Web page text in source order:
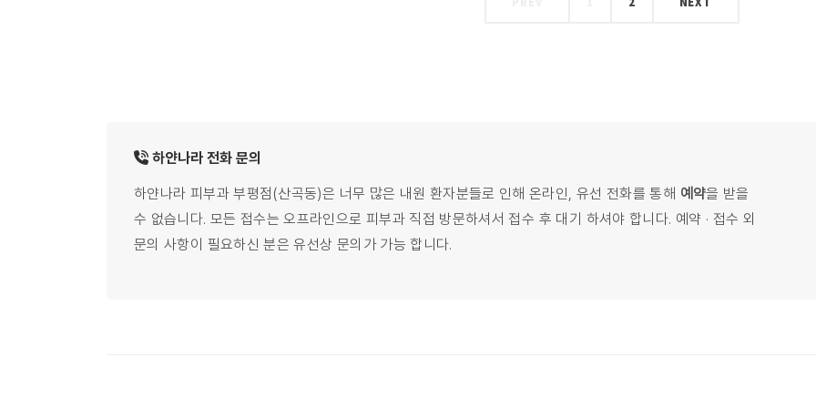
하얀나라 전화 문의
하얀나라 피부과 부평점(산곡동)은 너무 많은 내원 환자분들로 인해 온라인, 유선 전화를 통해 예약을 받을
수 없습니다. 모든 접수는 오프라인으로 피부과 직접 방문하셔서 접수 후 대기 하셔야 합니다. 예약 · 접수 외
문의 사항이 필요하신 분은 유선상 문의가 가능 합니다.